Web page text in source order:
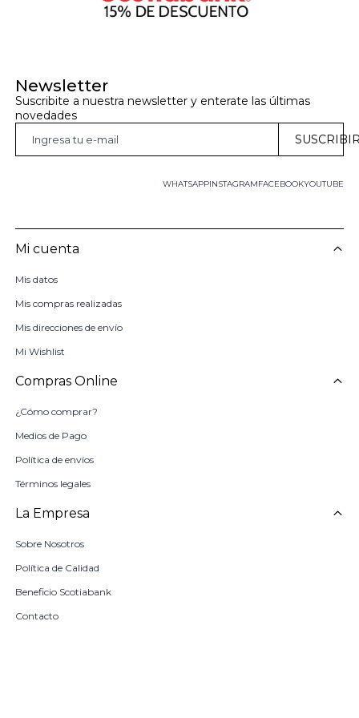
Newsletter
Suscribite a nuestra newsletter y enterate las últimas
novedades
WHATSAPP FACEBOOKYOUTUBE
INSTAGRAM
Mi cuenta
Mis datos
Mis compras realizadas
Mis direcciones de envío
Mi Wishlist
Compras Online
¿Cómo comprar?
Medios de Pago
Política de envíos
Términos legales
La Empresa
Sobre Nosotros
Política de Calidad
Beneficio Scotiabank
Contacto